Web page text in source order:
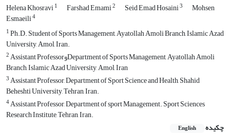
Helena Khosravi1 Farshad Emami2 Seid Emad Hosaini3 Mohsen
Esmaeili4
1Ph.D. Student of Sports Management, Ayatollah Amoli Branch, Islamic Azad
University, Amol, Iran.
2Assistant ProfessorوDepartment of Sports Management, Ayatollah Amoli
Branch, Islamic Azad University, Amol, Iran
3Assistant Professor, Department of Sport Science and Health, Shahid
Beheshti University, Tehran, Iran.
4Assistant Professor, Department of sport Management. Sport Sciences
Research Institute, Tehran, Iran.
چکیده
English